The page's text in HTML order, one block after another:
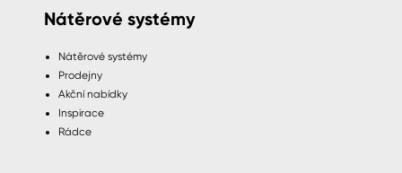
Nátěrové systémy
Nátěrové systémy
Prodejny
Akční nabídky
Inspirace
Rádce